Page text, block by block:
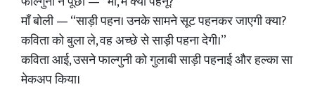
माँ बोली — “साड़ी पहन। उनके सामने सूट पहनकर जाएगी क्या?
कविता को बुला ले, वह अच्छे से साड़ी पहना देगी।”
कविता आई, उसने फाल्गुनी को गुलाबी साड़ी पहनाई और हल्का सा
मेकअप किया।